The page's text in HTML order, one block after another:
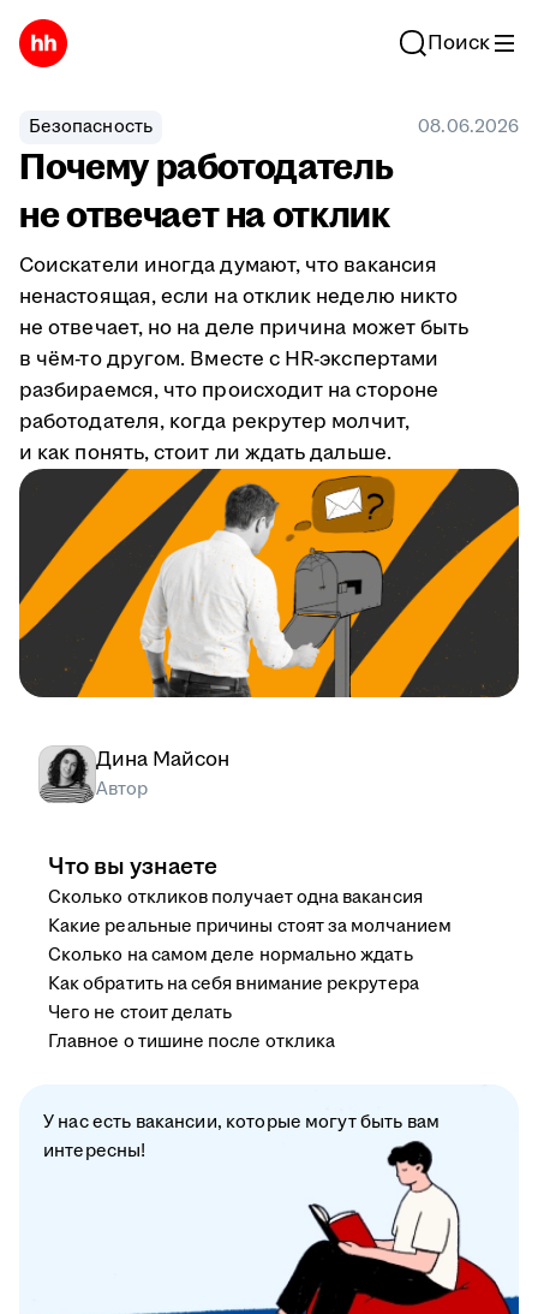
Поиск
Безопасность 08.06.2026
Почему работодатель
не отвечает на отклик
Соискатели иногда думают, что вакансия
ненастоящая, если на отклик неделю никто
не отвечает, но на деле причина может быть
в чём-то другом. Вместе с HR-экспертами
разбираемся, что происходит на стороне
работодателя, когда рекрутер молчит,
и как понять, стоит ли ждать дальше.
Дина Майсон
Автор
Что вы узнаете
Сколько откликов получает одна вакансия
Какие реальные причины стоят за молчанием
Сколько на самом деле нормально ждать
Как обратить на себя внимание рекрутера
Чего не стоит делать
Главное о тишине после отклика
У нас есть вакансии, которые могут быть вам
интересны!